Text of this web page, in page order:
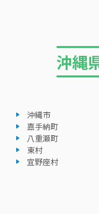
沖縄
沖縄市
嘉手納町
八重瀬町
東村
宜野座村